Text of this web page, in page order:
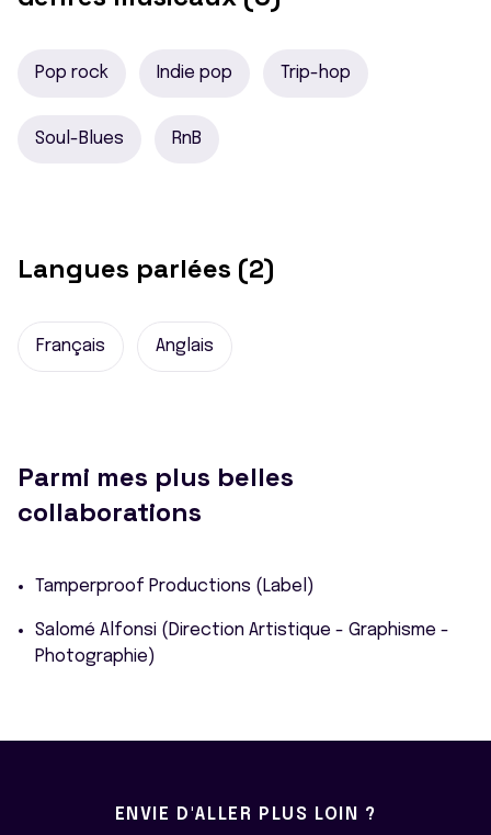
Pop rock Indie pop Trip-hop
Soul-Blues RnB
Langues parlées (2)
Français Anglais
Parmi mes plus belles
collaborations
Tamperproof Productions (Label)
Salomé Alfonsi (Direction Artistique - Graphisme -
Photographie)
ENVIE D'ALLER PLUS LOIN ?